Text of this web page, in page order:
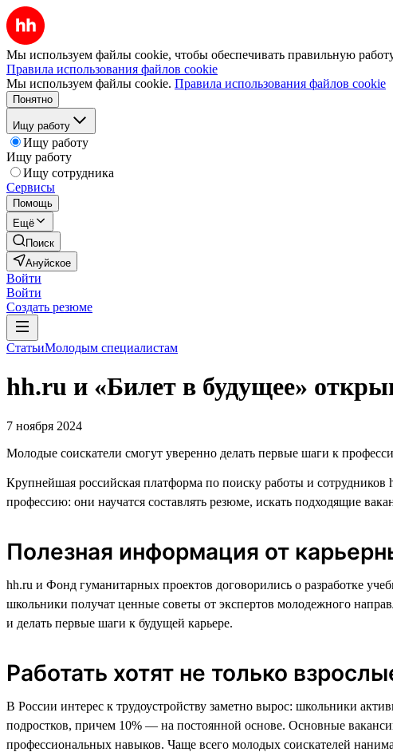
Мы используем файлы cookie, чтобы обеспечивать правильную
Правила использования файлов cookie
Мы используем файлы cookie. Правила использования файлов cookie
Понятно
Ищу работу
Ищу работу
Ищу работу
Ищу сотрудника
Сервисы
Помощь
Ещё
Поиск
Ануйское
Войти
Войти
Создать резюме
СтатьиМолодым специалистам
hh.ru и «Билет в будущее»
7 ноября 2024
Молодые соискатели смогут уверенно делать первые шаги к
Крупнейшая российская платформа по поиску работы и
профессию: они научатся составлять резюме, искать подходящие
Полезная информация от
hh.ru и Фонд гуманитарных проектов договорились о разработке
школьники получат ценные советы от экспертов молодежного
и делать первые шаги к будущей карьере.
Работать хотят не только
В России интерес к трудоустройству заметно вырос: школьники
подростков, причем 10% — на постоянной основе. Основные
профессиональных навыков. Чаще всего молодых соискателей